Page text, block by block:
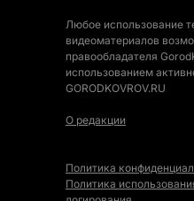
Любое использование
видеоматериалов
правообладателя
использованием
GORODKOVROV.RU
О редакции
Политика
Политика